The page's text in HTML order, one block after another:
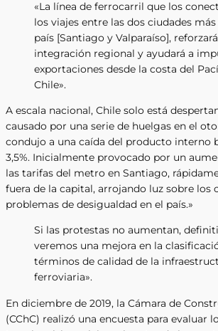
«La línea de ferrocarril que los
los viajes entre las dos ciudades
país [Santiago y Valparaíso],
integración regional y ayudará a
exportaciones desde la costa del
Chile».
A escala nacional, Chile solo está
causado por una serie de huelgas en el
condujo a una caída del producto interno
3,5%. Inicialmente provocado por un
las tarifas del metro en Santiago,
fuera de la capital, arrojando luz sobre los
problemas de desigualdad en el país.»
Si las protestas no aumentan,
veremos una mejora en la
términos de calidad de la
ferroviaria».
En diciembre de 2019, la Cámara de
(CChC) realizó una encuesta para evaluar